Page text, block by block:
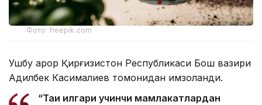
Фото: freepik.com
Ушбу қарор Қирғизистон Республикаси Бош вазири
Адилбек Касималиев томонидан имзоланди.
“Тақиқ илгари учинчи мамлакатлардан